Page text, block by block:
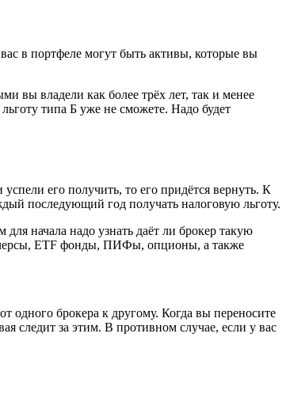
в портфеле могут быть активы, которые вы
вы владели как более трёх лет, так и менее
типа Б уже не сможете. Надо будет
его получить, то его придётся вернуть. К
последующий год получать налоговую льготу.
начала надо узнать даёт ли брокер такую
ETF фонды, ПИФы, опционы, а также
одного брокера к другому. Когда вы переносите
следит за этим. В противном случае, если у вас